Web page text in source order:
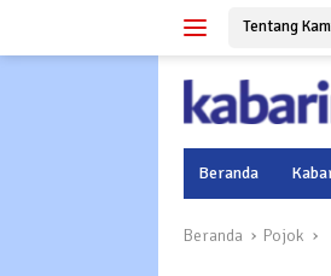
Tentang
Beranda
Beranda Pojok